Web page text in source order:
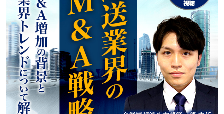
M&Aに関するご相談
2025年以降の運送業界M&Aの展望
運送業界のM&Aに関するよくある質問
まとめ
運送・物流業界の成約事例一覧
運送・物流業界のM&A案件一覧